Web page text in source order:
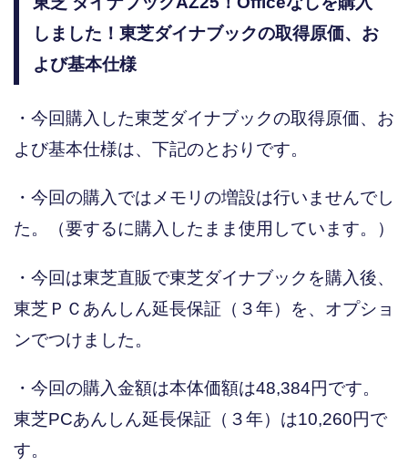
しました！東芝ダイナブックの取得原価、お
よび基本仕様
・今回購入した東芝ダイナブックの取得原価、お
よび基本仕様は、下記のとおりです。
・今回の購入ではメモリの増設は行いませんでし
た。（要するに購入したまま使用しています。）
・今回は東芝直販で東芝ダイナブックを購入後、
東芝ＰＣあんしん延長保証（３年）を、オプショ
ンでつけました。
・今回の購入金額は本体価額は48,384円です。
東芝PCあんしん延長保証（３年）は10,260円で
す。